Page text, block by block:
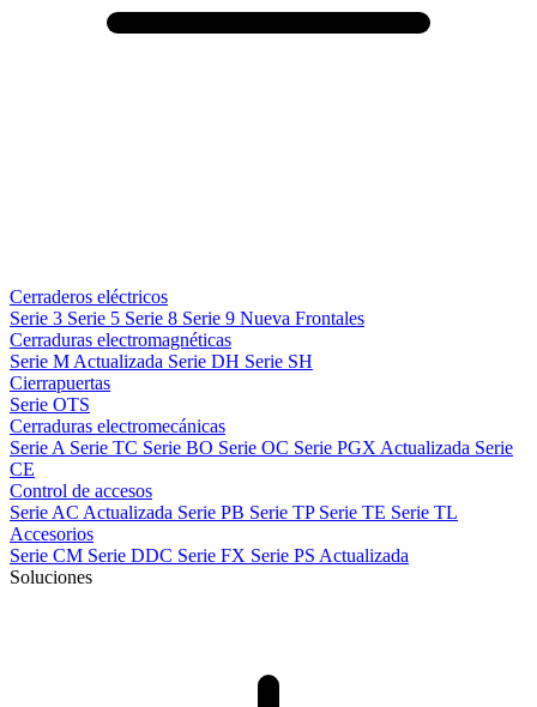
Cerraderos eléctricos
Serie 3 Serie 5 Serie 8 Serie 9 Nueva Frontales
Cerraduras electromagnéticas
Serie M Actualizada Serie DH Serie SH
Cierrapuertas
Serie OTS
Cerraduras electromecánicas
Serie A Serie TC Serie BO Serie OC Serie PGX Actualizada Serie
CE
Control de accesos
Serie AC Actualizada Serie PB Serie TP Serie TE Serie TL
Accesorios
Serie CM Serie DDC Serie FX Serie PS Actualizada
Soluciones